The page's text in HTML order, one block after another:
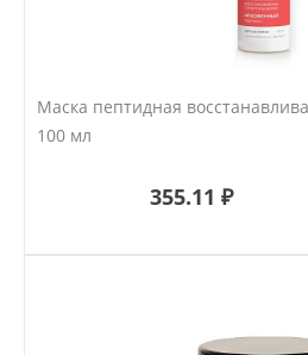
Маска пептидная
100 мл
355.11 ₽